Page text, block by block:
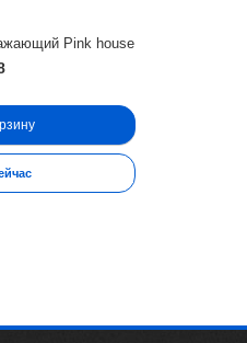
Pink house